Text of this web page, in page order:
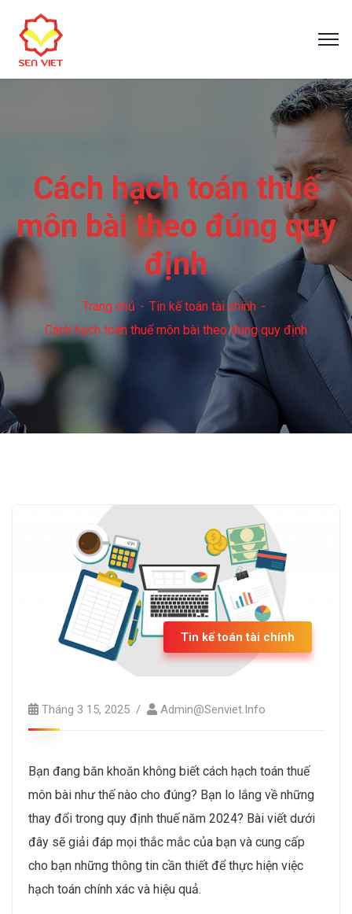
Cách hạch toán thuế
môn bài theo đúng quy
định
Trang chủ
Tin kế toán tài chính
Cách hạch toán thuế môn bài theo đúng quy định
Tin kế toán tài chính
Tháng 3 15, 2025 Admin@senviet.info
Bạn đang băn khoăn không biết cách hạch toán thuế
môn bài như thế nào cho đúng? Bạn lo lắng về những
thay đổi trong quy định thuế năm 2024? Bài viết dưới
đây sẽ giải đáp mọi thắc mắc của bạn và cung cấp
cho bạn những thông tin cần thiết để thực hiện việc
hạch toán chính xác và hiệu quả.